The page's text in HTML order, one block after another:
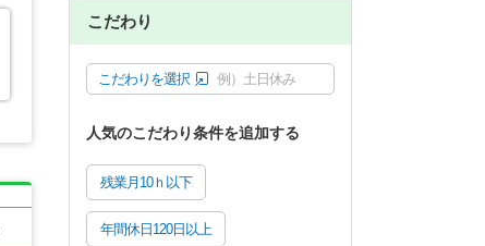
こだわり
こだわりを選択 例）土日休み
人気のこだわり条件を追加する
残業月10ｈ以下
年間休日120日以上